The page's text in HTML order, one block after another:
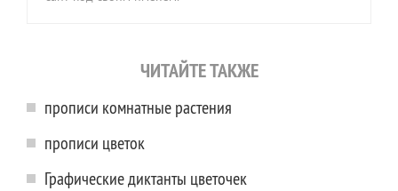
ЧИТАЙТЕ ТАКЖЕ
прописи комнатные растения
прописи цветок
Графические диктанты цветочек